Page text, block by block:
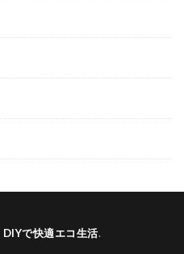
DIYで快適エコ生活.